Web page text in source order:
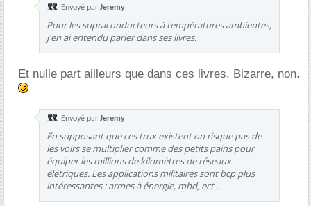
Envoyé par Jeremy
Pour les supraconducteurs à températures ambientes,
j'en ai entendu parler dans ses livres.
Et nulle part ailleurs que dans ces livres. Bizarre, non.
Envoyé par Jeremy
En supposant que ces trux existent on risque pas de
les voirs se multiplier comme des petits pains pour
équiper les millions de kilomètres de réseaux
élétriques. Les applications militaires sont bcp plus
intéressantes : armes à énergie, mhd, ect ..